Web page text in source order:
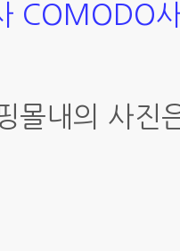
COMODO
몰내의 사진